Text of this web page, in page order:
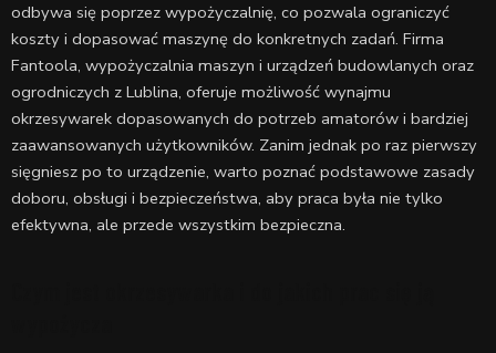
odbywa się poprzez wypożyczalnię, co pozwala ograniczyć
koszty i dopasować maszynę do konkretnych zadań. Firma
Fantoola, wypożyczalnia maszyn i urządzeń budowlanych oraz
ogrodniczych z Lublina, oferuje możliwość wynajmu
okrzesywarek dopasowanych do potrzeb amatorów i bardziej
zaawansowanych użytkowników. Zanim jednak po raz pierwszy
sięgniesz po to urządzenie, warto poznać podstawowe zasady
doboru, obsługi i bezpieczeństwa, aby praca była nie tylko
efektywna, ale przede wszystkim bezpieczna.